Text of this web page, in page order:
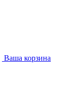
Ваша корзина